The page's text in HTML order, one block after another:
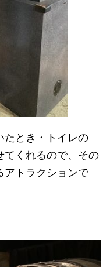
たとき・トイレの
てくれるので、その
アトラクションで